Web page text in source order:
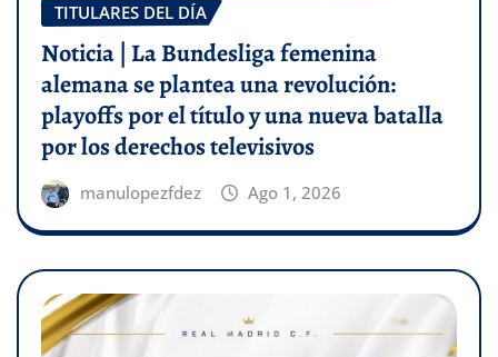
TITULARES DEL DÍA
Noticia | La Bundesliga femenina
alemana se plantea una revolución:
playoffs por el título y una nueva batalla
por los derechos televisivos
manulopezfdez Ago 1, 2026